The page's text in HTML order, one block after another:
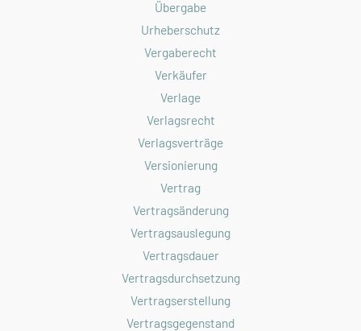
Übergabe
Urheberschutz
Vergaberecht
Verkäufer
Verlage
Verlagsrecht
Verlagsverträge
Versionierung
Vertrag
Vertragsänderung
Vertragsauslegung
Vertragsdauer
Vertragsdurchsetzung
Vertragserstellung
Vertragsgegenstand